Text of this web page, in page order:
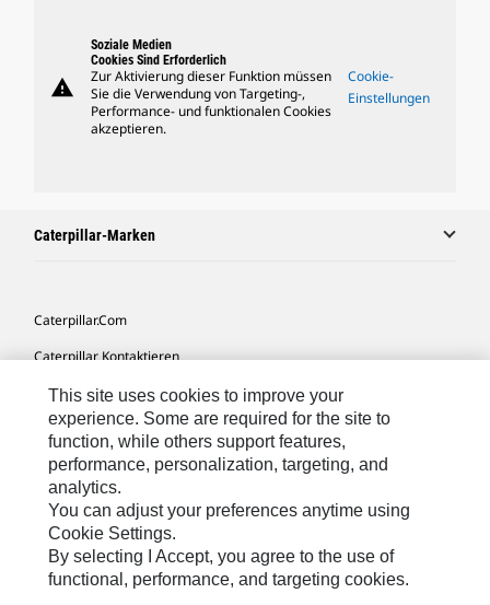
warning
Soziale Medien
Cookies Sind Erforderlich
Zur Aktivierung dieser Funktion müssen
Sie die Verwendung von Targeting-,
Performance- und funktionalen Cookies
akzeptieren.
Cookie-
Einstellungen
Caterpillar-Marken
Caterpillar.com
Caterpillar Kontaktieren
Meine Marketing-Präferenzen
Seitenübersicht
Cookie Settings
Rechtliche Hinweise
Datenschutz
This site uses cookies to improve your
experience. Some are required for the site to
function, while others support features,
performance, personalization, targeting, and
analytics.
You can adjust your preferences anytime using
Cookie Settings.
By selecting I Accept, you agree to the use of
functional, performance, and targeting cookies.